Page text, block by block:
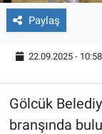
Paylaş
22.09.2025 - 10:58
Gölcük
branşında